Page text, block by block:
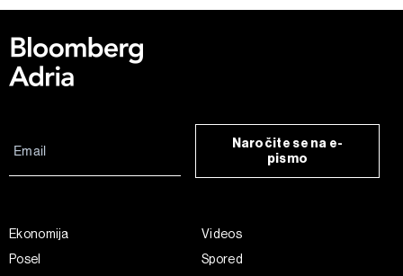
Naročite se na e-
pismo
Ekonomija
Posel
Videos
Spored